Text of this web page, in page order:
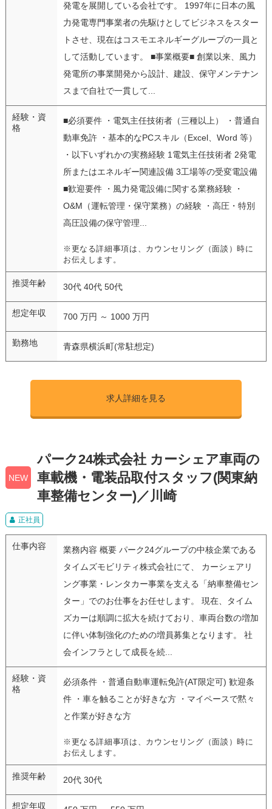
発電を展開している会社です。 1997年に日本の風
力発電専門事業者の先駆けとしてビジネスをスター
トさせ、現在はコスモエネルギーグループの一員と
して活動しています。 ■事業概要■ 創業以来、風力
発電所の事業開発から設計、建設、保守メンテナン
スまで自社で一貫して...
経験・資
格
■必須要件 ・電気主任技術者（三種以上） ・普通自
動車免許 ・基本的なPCスキル（Excel、Word 等）
・以下いずれかの実務経験 1電気主任技術者 2発電
所またはエネルギー関連設備 3工場等の受変電設備
■歓迎要件 ・風力発電設備に関する業務経験 ・
O&M（運転管理・保守業務）の経験 ・高圧・特別
高圧設備の保守管理...
※更なる詳細事項は、カウンセリング（面談）時に
お伝えします。
推奨年齢 30代 40代 50代
想定年収 700 万円 ～ 1000 万円
勤務地 青森県横浜町(常駐想定)
求人詳細を見る
NEW
パーク24株式会社 カーシェア車両の
車載機・電装品取付スタッフ(関東納
車整備センター)／川崎
正社員
仕事内容
業務内容 概要 パーク24グループの中核企業である
タイムズモビリティ株式会社にて、 カーシェアリ
ング事業・レンタカー事業を支える「納車整備セン
ター」でのお仕事をお任せします。 現在、タイム
ズカーは順調に拡大を続けており、車両台数の増加
に伴い体制強化のための増員募集となります。 社
会インフラとして成長を続...
経験・資
格
必須条件 ・普通自動車運転免許(AT限定可) 歓迎条
件 ・車を触ることが好きな方 ・マイペースで黙々
と作業が好きな方
※更なる詳細事項は、カウンセリング（面談）時に
お伝えします。
推奨年齢 20代 30代
想定年収